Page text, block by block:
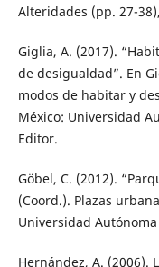
Alteridades (pp. 27-
Giglia, A. (2017).
de desigualdad”. En
modos de habitar y
México: Universidad
Editor.
Göbel, C. (2012).
(Coord.). Plazas
Universidad
Hernández, A. (2006).